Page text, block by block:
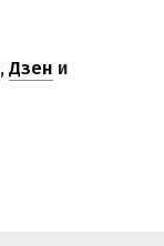
,Дзен и